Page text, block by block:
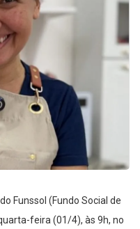
Funssol (Fundo Social de
feira (01/4), às 9h, no